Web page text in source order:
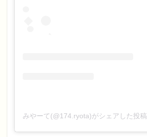
みやーて(@174.ryota)がシェアした投稿